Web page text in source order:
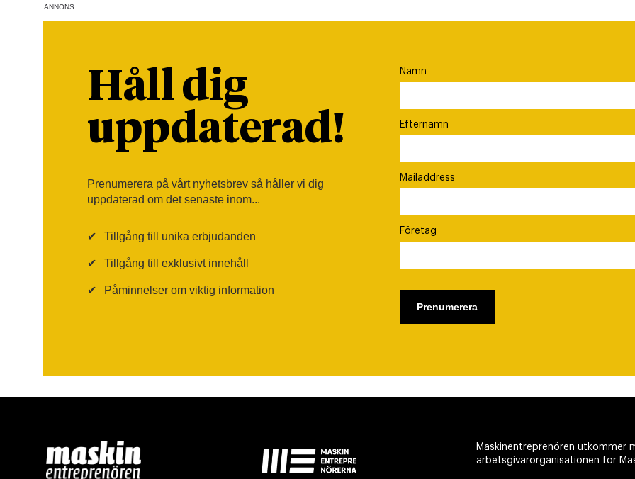
ANNONS
Håll dig
uppdaterad!
Prenumerera på vårt nyhetsbrev så håller vi dig
uppdaterad om det senaste inom...
✔ Tillgång till unika erbjudanden
✔ Tillgång till exklusivt innehåll
✔ Påminnelser om viktig information
Namn
Efternamn
Mailaddress
Företag
Maskinentreprenören utkommer
arbetsgivarorganisationen för